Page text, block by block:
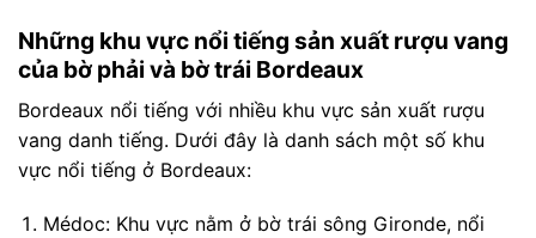
Những khu vực nổi tiếng sản xuất rượu vang
của bờ phải và bờ trái Bordeaux
Bordeaux nổi tiếng với nhiều khu vực sản xuất rượu
vang danh tiếng. Dưới đây là danh sách một số khu
vực nổi tiếng ở Bordeaux:
Médoc: Khu vực nằm ở bờ trái sông Gironde, nổi